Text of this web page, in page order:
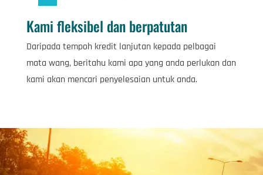
Kami fleksibel dan berpatutan
Daripada tempoh kredit lanjutan kepada pelbagai
mata wang, beritahu kami apa yang anda perlukan dan
kami akan mencari penyelesaian untuk anda.